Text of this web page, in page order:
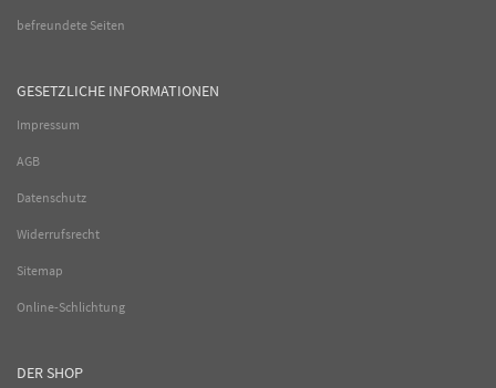
befreundete Seiten
GESETZLICHE INFORMATIONEN
Impressum
AGB
Datenschutz
Widerrufsrecht
Sitemap
Online-Schlichtung
DER SHOP